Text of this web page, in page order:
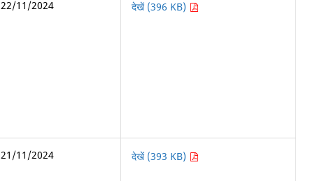
22/11/2024 देखें (396 KB)
21/11/2024 देखें (393 KB)